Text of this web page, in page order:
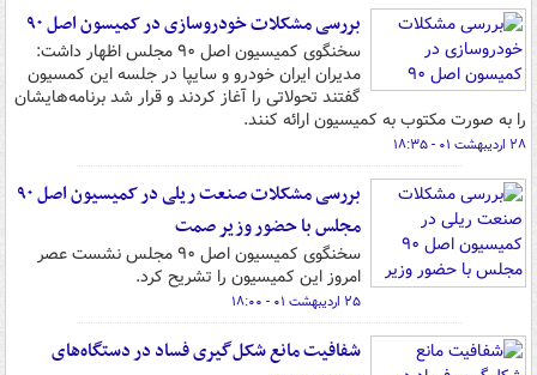
بررسی مشکلات خودروسازی در کمیسون اصل ۹۰
سخنگوی کمیسیون اصل ۹۰ مجلس اظهار داشت:
مدیران ایران خودرو و سایپا در جلسه این کمسیون
گفتند تحولاتی را آغاز کردند و قرار شد برنامه‌هایشان
را به صورت مکتوب به کمیسیون ارائه کنند.
۲۸ اردیبهشت ۰۱ - ۱۸:۳۵
بررسی مشکلات صنعت ریلی در کمیسیون اصل ۹۰
مجلس با حضور وزیر صمت
سخنگوی کمیسیون اصل ۹۰ مجلس نشست عصر
امروز این کمیسیون را تشریح کرد.
۲۵ اردیبهشت ۰۱ - ۱۸:۰۰
شفافیت مانع شکل‌گیری فساد در دستگاه‌های